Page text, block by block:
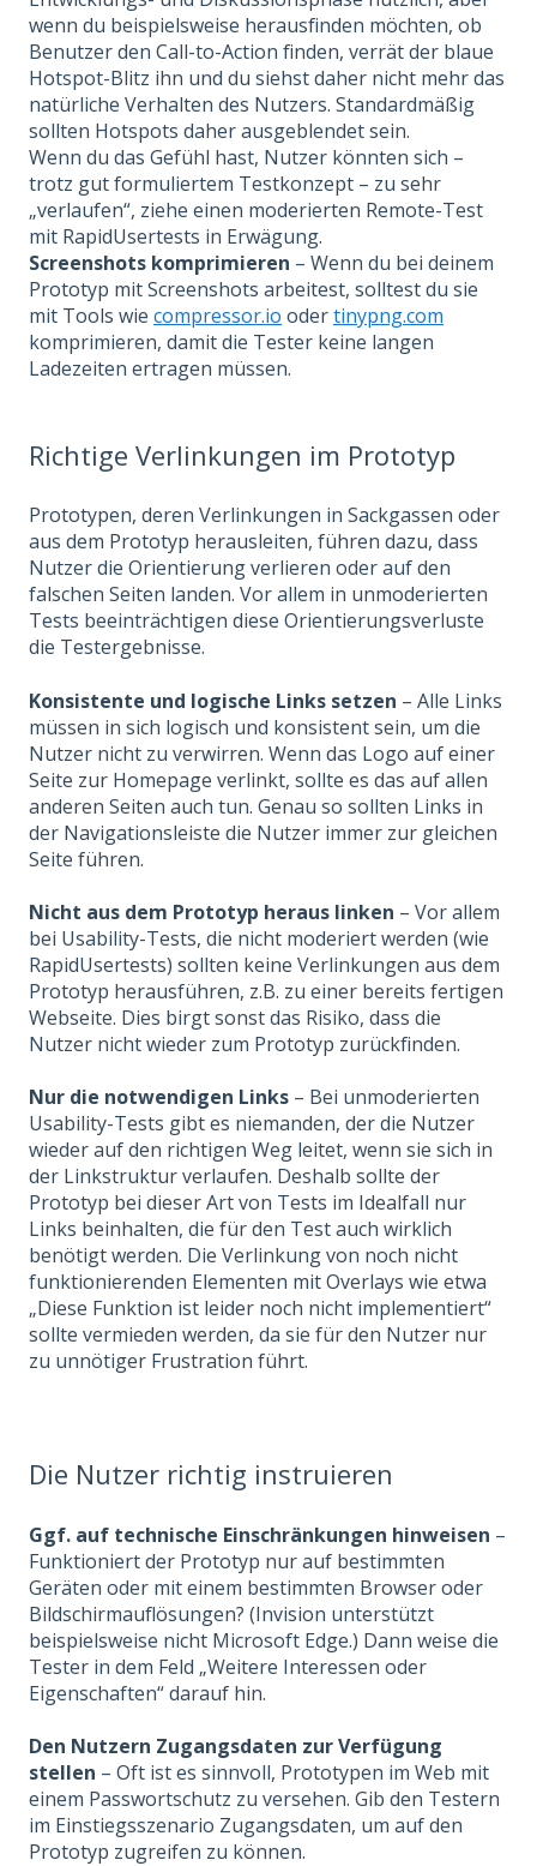
wenn du beispielsweise herausfinden möchten, ob
Benutzer den Call-to-Action finden, verrät der blaue
Hotspot-Blitz ihn und du siehst daher nicht mehr das
natürliche Verhalten des Nutzers. Standardmäßig
sollten Hotspots daher ausgeblendet sein.
Wenn du das Gefühl hast, Nutzer könnten sich –
trotz gut formuliertem Testkonzept – zu sehr
„verlaufen“, ziehe einen moderierten Remote-Test
mit RapidUsertests in Erwägung.
Screenshots komprimieren – Wenn du bei deinem
Prototyp mit Screenshots arbeitest, solltest du sie
mit Tools wie compressor.io odertinypng.com
komprimieren, damit die Tester keine langen
Ladezeiten ertragen müssen.
Richtige Verlinkungen im Prototyp
Prototypen, deren Verlinkungen in Sackgassen oder
aus dem Prototyp herausleiten, führen dazu, dass
Nutzer die Orientierung verlieren oder auf den
falschen Seiten landen. Vor allem in unmoderierten
Tests beeinträchtigen diese Orientierungsverluste
die Testergebnisse.
Konsistente und logische Links setzen – Alle Links
müssen in sich logisch und konsistent sein, um die
Nutzer nicht zu verwirren. Wenn das Logo auf einer
Seite zur Homepage verlinkt, sollte es das auf allen
anderen Seiten auch tun. Genau so sollten Links in
der Navigationsleiste die Nutzer immer zur gleichen
Seite führen.
Nicht aus dem Prototyp heraus linken – Vor allem
bei Usability-Tests, die nicht moderiert werden (wie
RapidUsertests) sollten keine Verlinkungen aus dem
Prototyp herausführen, z.B. zu einer bereits fertigen
Webseite. Dies birgt sonst das Risiko, dass die
Nutzer nicht wieder zum Prototyp zurückfinden.
Nur die notwendigen Links – Bei unmoderierten
Usability-Tests gibt es niemanden, der die Nutzer
wieder auf den richtigen Weg leitet, wenn sie sich in
der Linkstruktur verlaufen. Deshalb sollte der
Prototyp bei dieser Art von Tests im Idealfall nur
Links beinhalten, die für den Test auch wirklich
benötigt werden. Die Verlinkung von noch nicht
funktionierenden Elementen mit Overlays wie etwa
„Diese Funktion ist leider noch nicht implementiert“
sollte vermieden werden, da sie für den Nutzer nur
zu unnötiger Frustration führt.
Die Nutzer richtig instruieren
Ggf. auf technische Einschränkungen hinweisen –
Funktioniert der Prototyp nur auf bestimmten
Geräten oder mit einem bestimmten Browser oder
Bildschirmauflösungen? (Invision unterstützt
beispielsweise nicht Microsoft Edge.) Dann weise die
Tester in dem Feld „Weitere Interessen oder
Eigenschaften“ darauf hin.
Den Nutzern Zugangsdaten zur Verfügung
stellen – Oft ist es sinnvoll, Prototypen im Web mit
einem Passwortschutz zu versehen. Gib den Testern
im Einstiegsszenario Zugangsdaten, um auf den
Prototyp zugreifen zu können.